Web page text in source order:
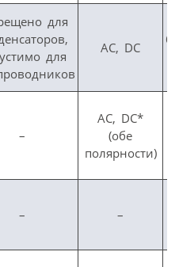
для
для
AC, DC
–
AC, DC*
(обе
полярности)
– –